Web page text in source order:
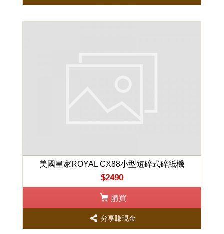
美國皇家ROYAL CX88小型短碎式碎紙機
$2490
購買
分享賺現金